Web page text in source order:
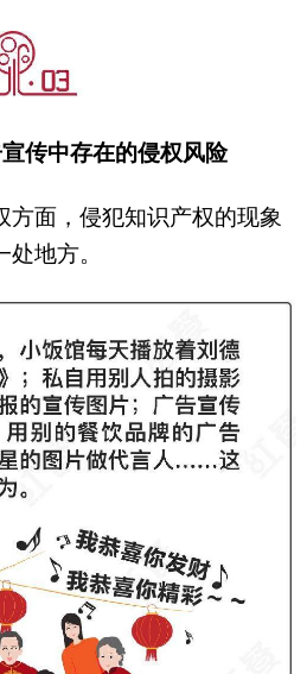
传中存在的侵权风险
方面，侵犯知识产权的现象
地方。